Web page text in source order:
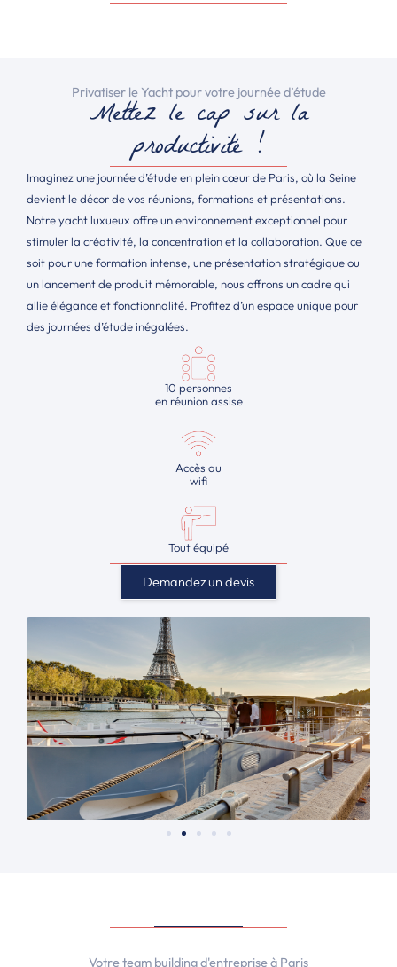
Privatiser le Yacht pour votre journée d’étude
Mettez le cap sur la
productivité !​
Imaginez une journée d’étude en plein cœur de Paris, où la Seine
devient le décor de vos réunions, formations et présentations.
Notre yacht luxueux offre un environnement exceptionnel pour
stimuler la créativité, la concentration et la collaboration. Que ce
soit pour une formation intense, une présentation stratégique ou
un lancement de produit mémorable, nous offrons un cadre qui
allie élégance et fonctionnalité. Profitez d’un espace unique pour
des journées d’étude inégalées.
10 personnes
en réunion assise
Accès au
wifi
Tout équipé
Demandez un devis
Votre team building d'entreprise à Paris